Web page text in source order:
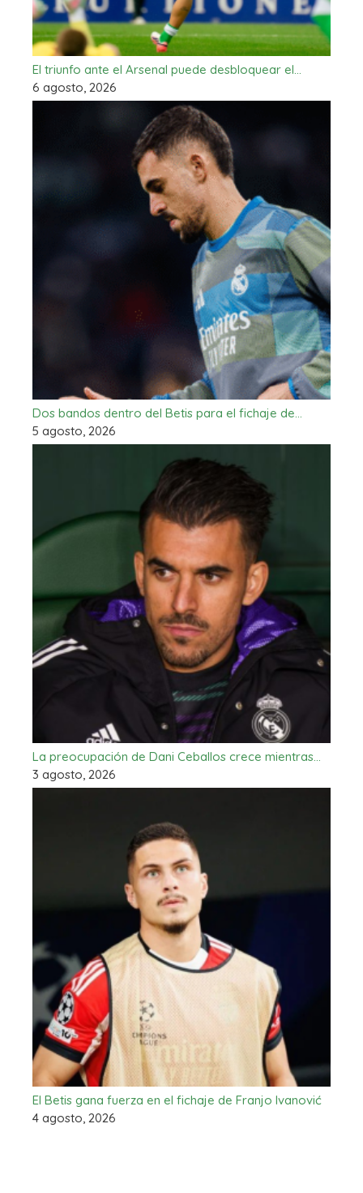
El triunfo ante el Arsenal puede desbloquear el…
6 agosto, 2026
Dos bandos dentro del Betis para el fichaje de…
5 agosto, 2026
La preocupación de Dani Ceballos crece mientras…
3 agosto, 2026
El Betis gana fuerza en el fichaje de Franjo Ivanović
4 agosto, 2026